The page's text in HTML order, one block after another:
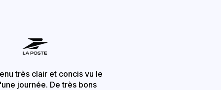
très clair et concis vu le
journée. De très bons